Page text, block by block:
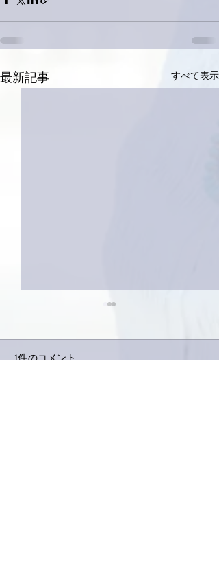
最新記事 すべて表示
1件のコメント